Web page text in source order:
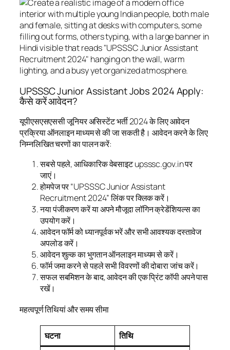
UPSSSC Junior Assistant Jobs 2024 Apply:
कैसे करें आवेदन?
यूपीएसएसएससी जूनियर असिस्टेंट भर्ती 2024 के लिए आवेदन
प्रक्रिया ऑनलाइन माध्यम से की जा सकती है। आवेदन करने के लिए
निम्नलिखित चरणों का पालन करें:
सबसे पहले, आधिकारिक वेबसाइट upsssc.gov.in पर
जाएं।
होमपेज पर “UPSSSC Junior Assistant
Recruitment 2024” लिंक पर क्लिक करें।
नया पंजीकरण करें या अपने मौजूदा लॉगिन क्रेडेंशियल्स का
उपयोग करें।
आवेदन फॉर्म को ध्यानपूर्वक भरें और सभी आवश्यक दस्तावेज
अपलोड करें।
आवेदन शुल्क का भुगतान ऑनलाइन माध्यम से करें।
फॉर्म जमा करने से पहले सभी विवरणों की दोबारा जांच करें।
सफल सबमिशन के बाद, आवेदन की एक प्रिंट कॉपी अपने पास
रखें।
महत्वपूर्ण तिथियां और समय सीमा
घटना
तिथि